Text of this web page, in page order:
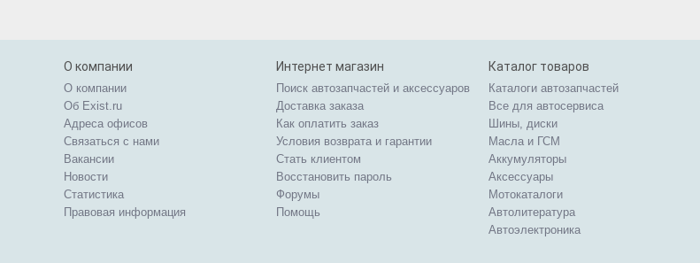
О компании
О компании
Об Exist.ru
Адреса офисов
Связаться с нами
Вакансии
Новости
Статистика
Правовая информация
Интернет магазин
Поиск автозапчастей и аксессуаров
Доставка заказа
Как оплатить заказ
Условия возврата и гарантии
Стать клиентом
Восстановить пароль
Форумы
Помощь
Каталог товаров
Каталоги автозапчастей
Все для автосервиса
Шины, диски
Масла и ГСМ
Аккумуляторы
Аксессуары
Мотокаталоги
Автолитература
Автоэлектроника